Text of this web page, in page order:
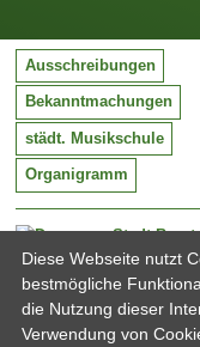
Stadt
32683
Tel:
Email:
Ausschreibungen
Bekanntmachungen
städt. Musikschule
Organigramm
Diese Webseite nutzt
bestmögliche
die Nutzung dieser
Verwendung von